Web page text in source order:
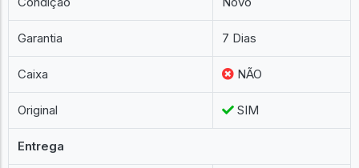
Garantia 7 Dias
Caixa NÃO
Original SIM
Entrega